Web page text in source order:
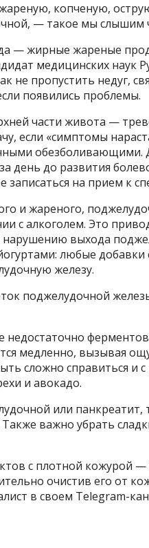
копченую,
— такое мы слышим
— жирные жареные
медицинских наук
не пропустить недуг,
появились проблемы.
части живота —
если «симптомы
день до развития
на прием к
и жареного,
с алкоголем. Это
выхода
любые добавки
железу.
поджелудочной
недостаточно
медленно, вызывая
сложно справиться и
и авокадо.
или
важно убрать
с плотной кожурой
очистив его от
в своем Telegram-